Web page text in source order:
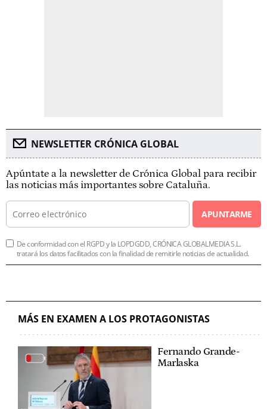
NEWSLETTER CRÓNICA GLOBAL
Apúntate a la newsletter de Crónica Global para recibir
las noticias más importantes sobre Cataluña.
APUNTARME
De conformidad con el RGPD y la LOPDGDD, CRÓNICA GLOBALMEDIA S.L.
tratará los datos facilitados con la finalidad de remitirle noticias de actualidad.
MÁS EN EXAMEN A LOS PROTAGONISTAS
Fernando Grande-
Marlaska